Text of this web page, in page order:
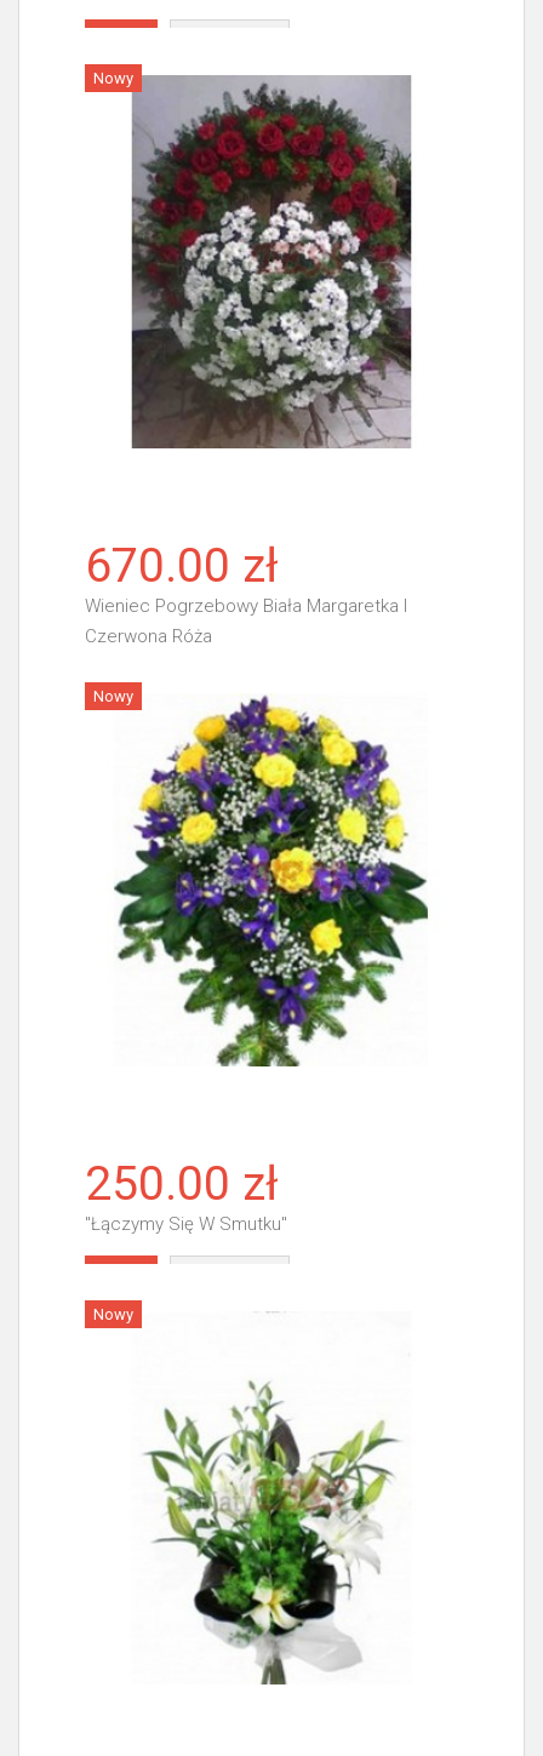
Nowy
670.00 zł
Wieniec Pogrzebowy Biała Margaretka I
Czerwona Róża
Więcej
Nowy
250.00 zł
"Łączymy Się W Smutku"
Nowy